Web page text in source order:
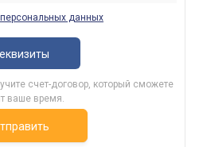
персональных данных
счет-договор, который сможете
ваше время.